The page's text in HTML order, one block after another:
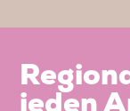
jeden